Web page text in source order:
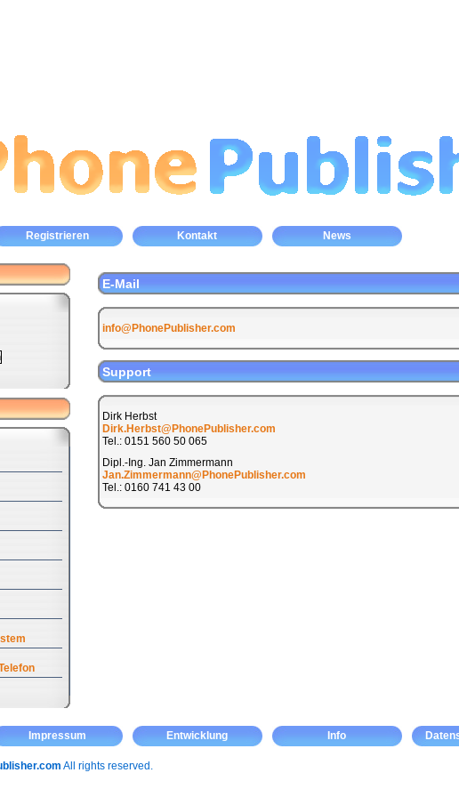
Registrieren Kontakt News
E-Mail
info@PhonePublisher.com
Support
Dirk Herbst
Dirk.Herbst@PhonePublisher.com
Tel.: 0151 560 50 065
Dipl.-Ing. Jan Zimmermann
Jan.Zimmermann@PhonePublisher.com
Tel.: 0160 741 43 00
Impressum Entwicklung Info
All rights reserved.